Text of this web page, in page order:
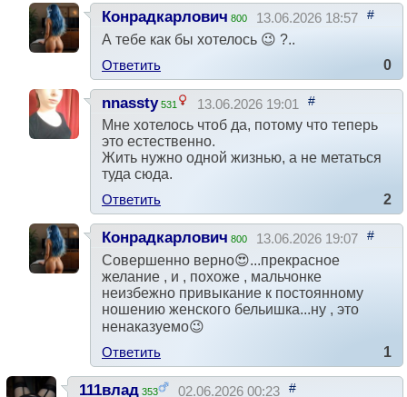
Конрадкарлович 800 13.06.2026 18:57 #
А тебе как бы хотелось 😉 ?..
Ответить
0
nnassty 531 13.06.2026 19:01 #
Мне хотелось чтоб да, потому что теперь
это естественно.
Жить нужно одной жизнью, а не метаться
туда сюда.
Ответить
2
Конрадкарлович 800 13.06.2026 19:07 #
Совершенно верно😍...прекрасное
желание , и , похоже , мальчонке
неизбежно привыкание к постоянному
ношению женского бельишка...ну , это
ненаказуемо😉
Ответить
1
111влад 353 02.06.2026 00:23 #